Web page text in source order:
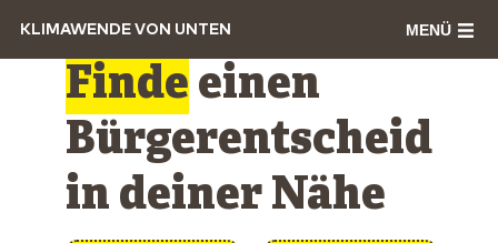
KLIMAWENDE VON UNTEN MENÜ
Finde einen
Bürgerentscheid
in deiner Nähe